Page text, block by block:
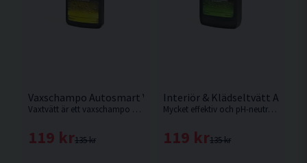
Vaxschampo Autosmart Vaxtvätt 500ml
Vaxtvätt är ett vaxschampo med extra mycket äkta Carnauba-vax som efterlämnar en hög finish.
135 kr
119 kr
Interiör & Klädseltvätt
Mycket effektiv och pH-neutral interiör- och textilrengöring.
135 kr
119 kr